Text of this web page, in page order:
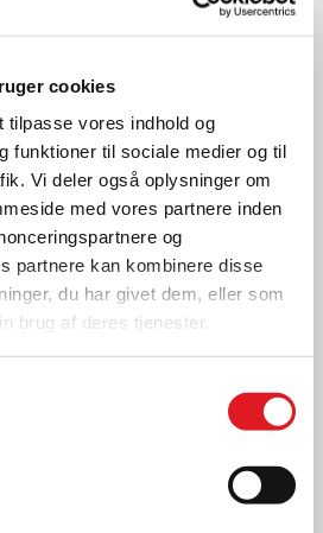
cookies
tilpasse vores indhold og
funktioner til sociale medier og til
Vi deler også oplysninger om
med vores partnere inden
og
partnere kan kombinere disse
du har givet dem, eller som
brug af deres tjenester.